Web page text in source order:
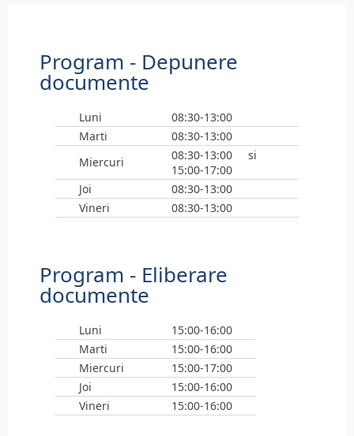
Program - Depunere
documente
Luni
08:30-13:00
Marti
08:30-13:00
Miercuri
08:30-13:00 si
15:00-17:00
Joi
08:30-13:00
Vineri
08:30-13:00
Program - Eliberare
documente
Luni
15:00-16:00
Marti
15:00-16:00
Miercuri
15:00-17:00
Joi
15:00-16:00
Vineri
15:00-16:00